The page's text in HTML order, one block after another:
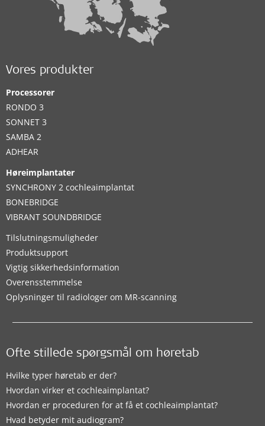
Vores produkter
Processorer
RONDO 3
SONNET 3
SAMBA 2
ADHEAR
Høreimplantater
SYNCHRONY 2 cochleaimplantat
BONEBRIDGE
VIBRANT SOUNDBRIDGE
Tilslutningsmuligheder
Produktsupport
Vigtig sikkerhedsinformation
Overensstemmelse
Oplysninger til radiologer om MR-scanning
Ofte stillede spørgsmål om høretab
Hvilke typer høretab er der?
Hvordan virker et cochleaimplantat?
Hvordan er proceduren for at få et cochleaimplantat?
Hvad betyder mit audiogram?